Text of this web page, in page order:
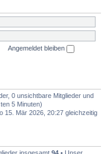
Angemeldet bleiben
0 unsichtbare Mitglieder und
5 Minuten)
15. Mär 2026, 20:27 gleichzeitig